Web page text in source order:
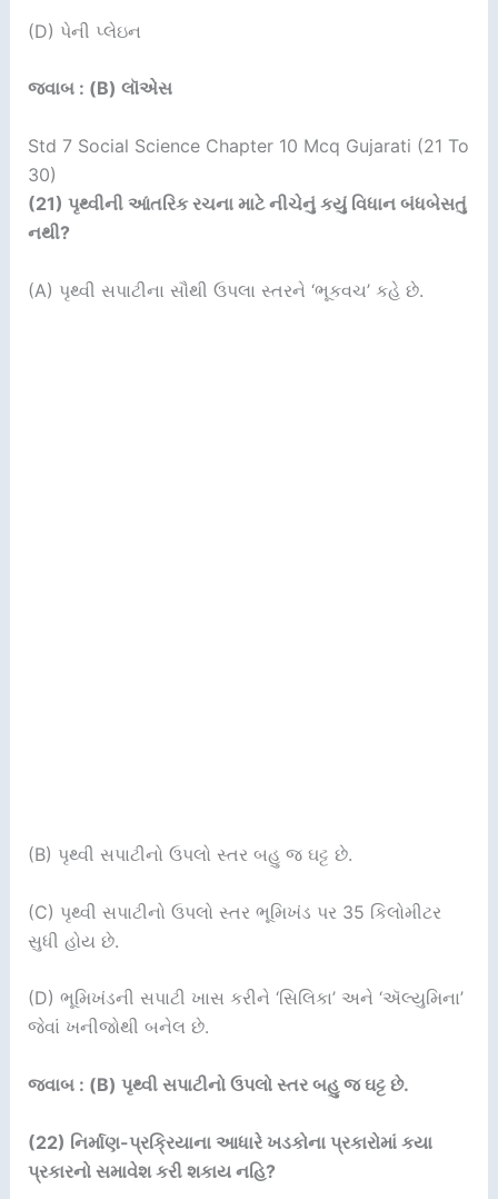
(D) પેની પ્લેઇન
જવાબ : (B) લૉએસ
Std 7 Social Science Chapter 10 Mcq Gujarati (21 To
30)
(21) પૃથ્વીની આંતરિક રચના માટે નીચેનું કયું વિધાન બંધબેસતું
નથી?
(A) પૃથ્વી સપાટીના સૌથી ઉપલા સ્તરને ‘ભૂકવચ’ કહે છે.
(B) પૃથ્વી સપાટીનો ઉપલો સ્તર બહુ જ ઘટ્ટ છે.
(C) પૃથ્વી સપાટીનો ઉપલો સ્તર ભૂમિખંડ પર 35 કિલોમીટર
સુધી હોય છે.
(D) ભૂમિખંડની સપાટી ખાસ કરીને ‘સિલિકા’ અને ‘ઍલ્યુમિના’
જેવાં ખનીજોથી બનેલ છે.
જવાબ : (B) પૃથ્વી સપાટીનો ઉપલો સ્તર બહુ જ ઘટ્ટ છે.
(22) નિર્માણ-પ્રક્રિયાના આધારે ખડકોના પ્રકારોમાં કયા
પ્રકારનો સમાવેશ કરી શકાય નહિ?